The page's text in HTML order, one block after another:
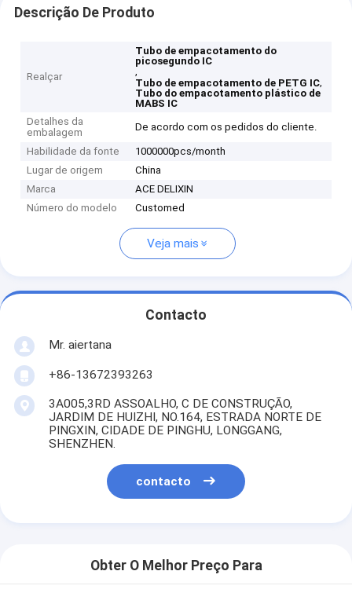
Descrição De Produto
Realçar
Tubo de empacotamento do
picosegundo IC
,
Tubo de empacotamento de PETG IC,
Tubo do empacotamento plástico de
MABS IC
Detalhes da
embalagem
De acordo com os pedidos do cliente.
Habilidade da fonte
1000000pcs/month
Lugar de origem
China
Marca
ACE DELIXIN
Número do modelo
Customed
Veja mais
Contacto
Mr. aiertana
+86-13672393263
3A005,3RD ASSOALHO, C DE CONSTRUÇÃO,
JARDIM DE HUIZHI, NO.164, ESTRADA NORTE DE
PINGXIN, CIDADE DE PINGHU, LONGGANG,
SHENZHEN.
contacto
Obter O Melhor Preço Para